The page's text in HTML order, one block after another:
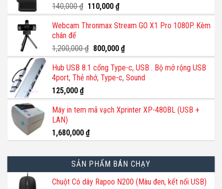
140,000₫ Giá
gốc
là:
110,000 ₫Giá
hiện
tại
110,000 ₫.
Webcam Thronmax Stream GO X1 Pro 1080P. Kèm
chân đế
1,200,000₫ Giá
gốc
là:
1,200,000 ₫.
800,000 ₫Giá
hiện
tại
là:
Hub USB 8.1 cổng Type-c, USB . Bộ mở rộng USB
4port, Thẻ nhớ, Type-c, Sound
125,000 ₫
Máy in tem mã vạch Xprinter XP-480BL (USB +
LAN)
1,680,000 ₫
SẢN PHẨM BÁN CHẠY
Chuột Có dây Rapoo N200 (Màu đen, kết nối USB)